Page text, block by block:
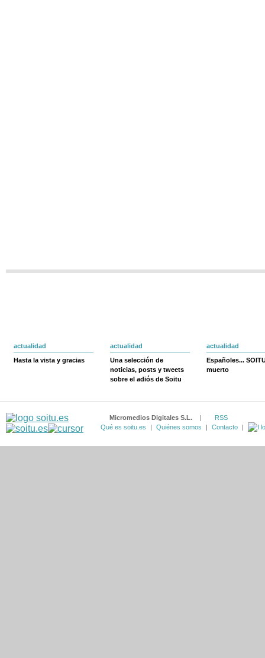
actualidad
Hasta la vista y gracias
actualidad
Una selección de
noticias, posts y tweets
sobre el adiós de Soitu
actualidad
Españoles...
muerto
Micromedios Digitales S.L. |
RSS
Qué es soitu.es
| Quiénes somos | Contacto |